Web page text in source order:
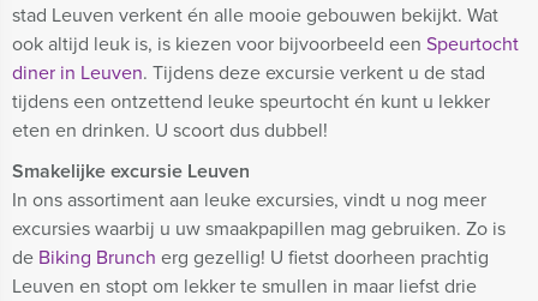
stad Leuven verkent én alle mooie gebouwen bekijkt. Wat
ook altijd leuk is, is kiezen voor bijvoorbeeld een Speurtocht
diner in Leuven. Tijdens deze excursie verkent u de stad
tijdens een ontzettend leuke speurtocht én kunt u lekker
eten en drinken. U scoort dus dubbel!
Smakelijke excursie Leuven
In ons assortiment aan leuke excursies, vindt u nog meer
excursies waarbij u uw smaakpapillen mag gebruiken. Zo is
de Biking Brunch erg gezellig! U fietst doorheen prachtig
Leuven en stopt om lekker te smullen in maar liefst drie